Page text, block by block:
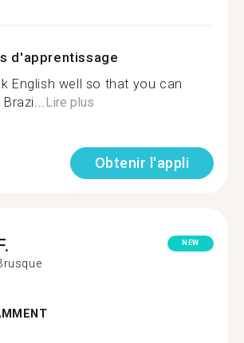
d'apprentissage
English well so that you can
Lire plus
Obtenir l'appli
NEW